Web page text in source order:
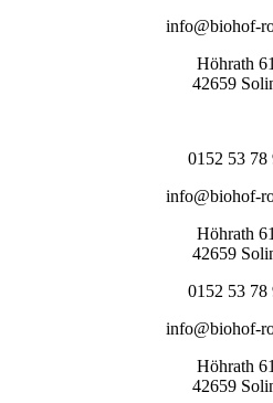
info@biohof-
Höhrath
42659
0152 53 78
info@biohof-
Höhrath
42659
0152 53 78
info@biohof-
Höhrath
42659